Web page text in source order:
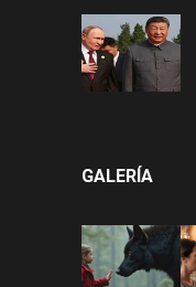
GALERÍA